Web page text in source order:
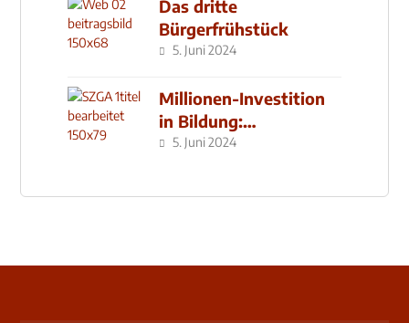
Das dritte
Bürgerfrühstück
5. Juni 2024
Millionen-Investition
in Bildung:
Schulzentrum-Neubau
5. Juni 2024